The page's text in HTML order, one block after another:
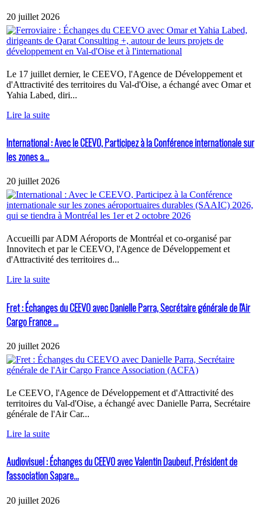
20 juillet 2026
Le 17 juillet dernier, le CEEVO, l'Agence de Développement et
d'Attractivité des territoires du Val-d'Oise, a échangé avec Omar et
Yahia Labed, diri...
Lire la suite
International : Avec le CEEVO, Participez à la Conférence internationale sur
les zones a...
20 juillet 2026
Accueilli par ADM Aéroports de Montréal et co-organisé par
Innovitech et par le CEEVO, l'Agence de Développement et
d'Attractivité des territoires d...
Lire la suite
Fret : Échanges du CEEVO avec Danielle Parra, Secrétaire générale de l'Air
Cargo France ...
20 juillet 2026
Le CEEVO, l'Agence de Développement et d'Attractivité des
territoires du Val-d'Oise, a échangé avec Danielle Parra, Secrétaire
générale de l'Air Car...
Lire la suite
Audiovisuel : Échanges du CEEVO avec Valentin Daubeuf, Président de
l'association Sapare...
20 juillet 2026